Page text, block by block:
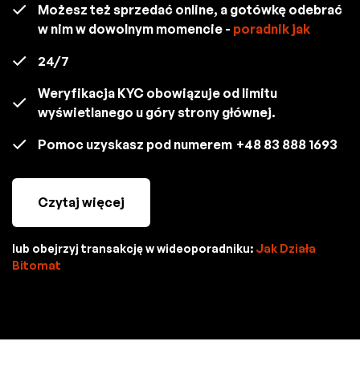
Możesz też sprzedać online, a gotówkę odebrać
w nim w dowolnym momencie - poradnik jak
24/7
Weryfikacja KYC obowiązuje od limitu
wyświetlanego u góry strony głównej.
Pomoc uzyskasz pod numerem +48 83 888 1693
Czytaj więcej
lub obejrzyj transakcję w wideoporadniku: Jak Działa
Bitomat